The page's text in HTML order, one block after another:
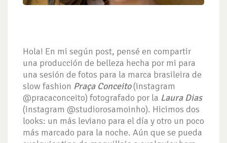
Hola! En mi según post, pensé en compartir
una producción de belleza hecha por mi para
una sesión de fotos para la marca brasileira de
slow fashion Praça Conceito(instagram
@pracaconceito) fotografado por la Laura Dias
(instagram @studiorosamoinho). Hicimos dos
looks: un más leviano para el día y otro un poco
más marcado para la noche. Aún que se pueda